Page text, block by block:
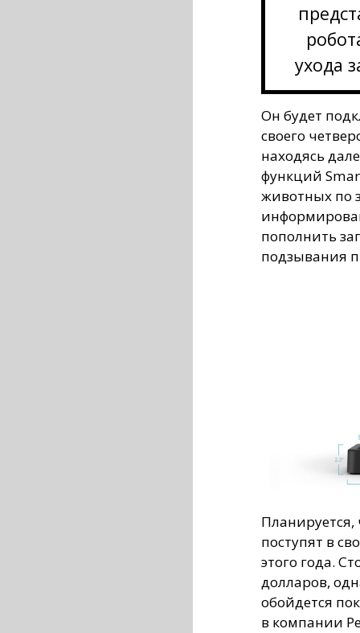
ухода
Он будет
своего
находясь
функций
животных по
пополнить
подзывания
поступят в
этого года.
долларов,
обойдется
в компании